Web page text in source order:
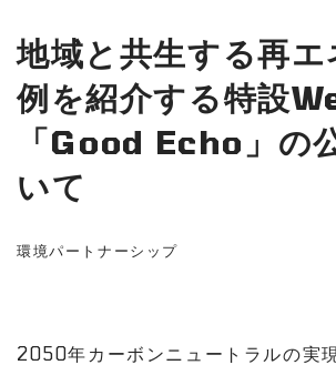
地域と共生する再エ
例を紹介する特設
「Good Echo」の
いて
環境パートナーシップ
2050年カーボンニュートラルの実